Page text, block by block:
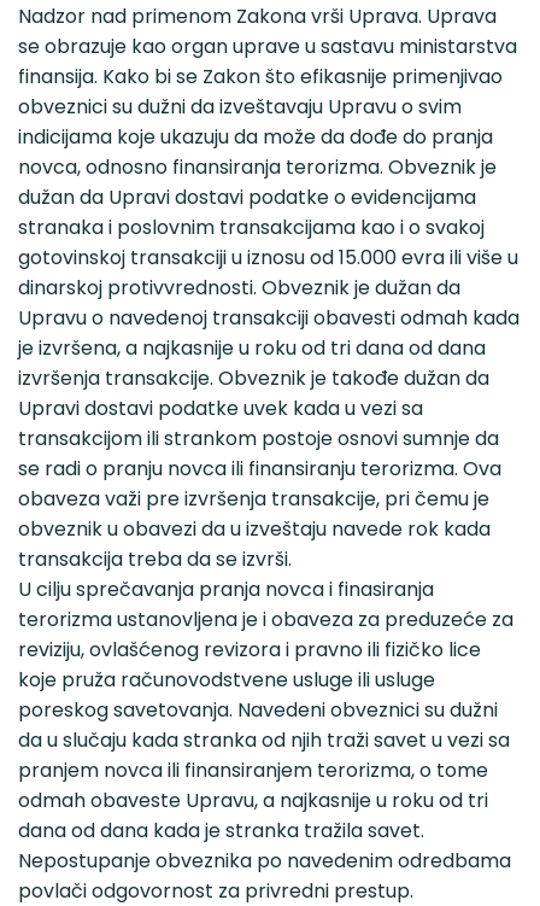
Nadzor nad primenom Zakona vrši Uprava. Uprava
se obrazuje kao organ uprave u sastavu ministarstva
finansija. Kako bi se Zakon što efikasnije primenjivao
obveznici su dužni da izveštavaju Upravu o svim
indicijama koje ukazuju da može da dođe do pranja
novca, odnosno finansiranja terorizma. Obveznik je
dužan da Upravi dostavi podatke o evidencijama
stranaka i poslovnim transakcijama kao i o svakoj
gotovinskoj transakciji u iznosu od 15.000 evra ili više u
dinarskoj protivvrednosti. Obveznik je dužan da
Upravu o navedenoj transakciji obavesti odmah kada
je izvršena, a najkasnije u roku od tri dana od dana
izvršenja transakcije. Obveznik je takođe dužan da
Upravi dostavi podatke uvek kada u vezi sa
transakcijom ili strankom postoje osnovi sumnje da
se radi o pranju novca ili finansiranju terorizma. Ova
obaveza važi pre izvršenja transakcije, pri čemu je
obveznik u obavezi da u izveštaju navede rok kada
transakcija treba da se izvrši.
U cilju sprečavanja pranja novca i finasiranja
terorizma ustanovljena je i obaveza za preduzeće za
reviziju, ovlašćenog revizora i pravno ili fizičko lice
koje pruža računovodstvene usluge ili usluge
poreskog savetovanja. Navedeni obveznici su dužni
da u slučaju kada stranka od njih traži savet u vezi sa
pranjem novca ili finansiranjem terorizma, o tome
odmah obaveste Upravu, a najkasnije u roku od tri
dana od dana kada je stranka tražila savet.
Nepostupanje obveznika po navedenim odredbama
povlači odgovornost za privredni prestup.